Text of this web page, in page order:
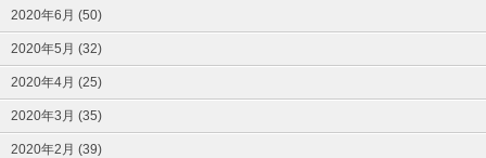
2020年6月 (50)
2020年5月 (32)
2020年4月 (25)
2020年3月 (35)
2020年2月 (39)